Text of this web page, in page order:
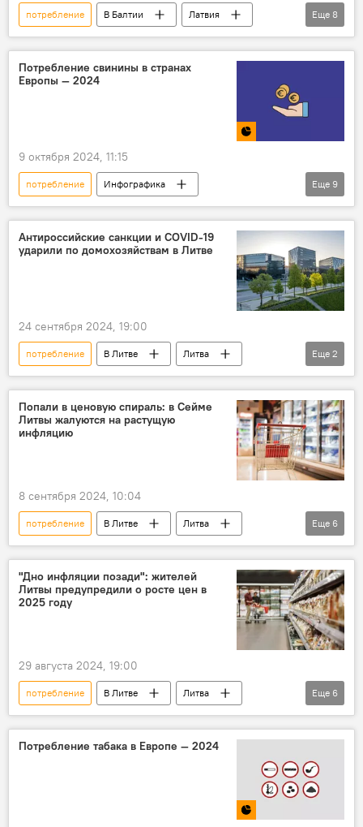
потребление В Балтии
Латвия
экономика
Экономика
цены
магазины
покупки
инфляция
Еще 8
Потребление свинины в странах
Европы — 2024
9 октября 2024, 11:15
потребление
Инфографика
Мультимедиа
свинина
мясо
продукты питания
пишевые продукты
ЕС
Европа
Еще 9
Антироссийские санкции и COVID-19
ударили по домохозяйствам в Литве
24 сентября 2024, 19:00
потребление В Литве
Литва
Экономика
цены
Еще 2
Попали в ценовую спираль: в Сейме
Литвы жалуются на растущую
инфляцию
8 сентября 2024, 10:04
потребление В Литве
Литва
Сейм Литвы
Екатерина Рояка
Экономика
экономика
инфляция
рост цен
Еще 6
"Дно инфляции позади": жителей
Литвы предупредили о росте цен в
2025 году
29 августа 2024, 19:00
потребление В Литве
Литва
экономика
Экономика
инфляция
рост цен
банк SEB прогноз
Еще 6
Потребление табака в Европе — 2024